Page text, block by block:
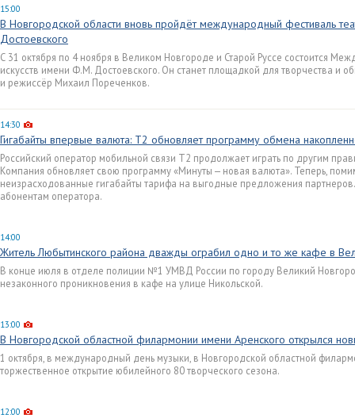
15:00
В Новгородской области вновь пройдёт международный фестиваль
Достоевского
С 31 октября по 4 ноября в Великом Новгороде и Старой Руссе состоится
искусств имени Ф.М. Достоевского. Он станет площадкой для творчества и
и режиссёр Михаил Пореченков.
14:30
Гигабайты впервые валюта: T2 обновляет программу обмена
Российский оператор мобильной связи T2 продолжает играть по другим
Компания обновляет свою программу «Минуты — новая валюта». Теперь,
неизрасходованные гигабайты тарифа на выгодные предложения
абонентам оператора.
14:00
Житель Любытинского района дважды ограбил одно и то же кафе в
В конце июля в отделе полиции №1 УМВД России по городу Великий
незаконного проникновения в кафе на улице Никольской.
13:00
В Новгородской областной филармонии имени Аренского открылся
1 октября, в международный день музыки, в Новгородской областной
торжественное открытие юбилейного 80 творческого сезона.
12:00